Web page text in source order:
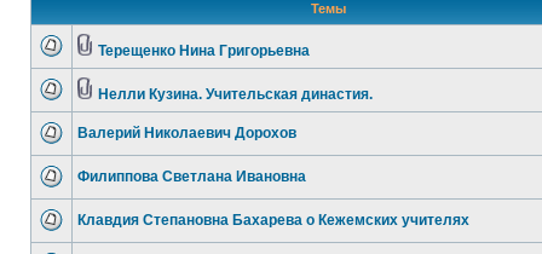
Темы
Терещенко Нина Григорьевна
Нелли Кузина. Учительская династия.
Валерий Николаевич Дорохов
Филиппова Светлана Ивановна
Клавдия Степановна Бахарева о Кежемских учителях